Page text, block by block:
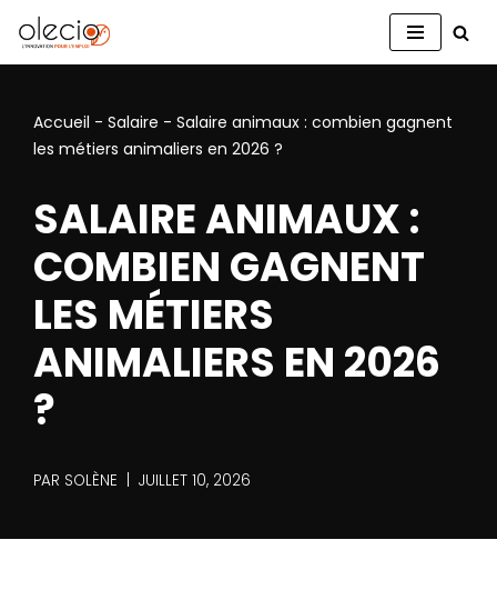
Aller
contenu
Accueil - Salaire - Salaire animaux : combien gagnent
les métiers animaliers en 2026 ?
SALAIRE ANIMAUX :
COMBIEN GAGNENT
LES MÉTIERS
ANIMALIERS EN 2026
?
PAR SOLÈNE JUILLET 10, 2026